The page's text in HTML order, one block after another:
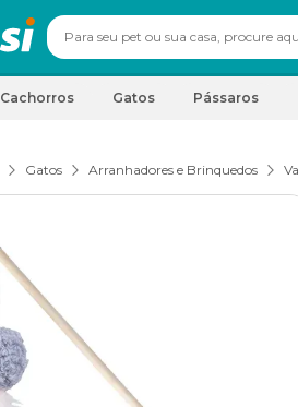
Cachorros Gatos Pássaros
Gatos Arranhadores e Brinquedos